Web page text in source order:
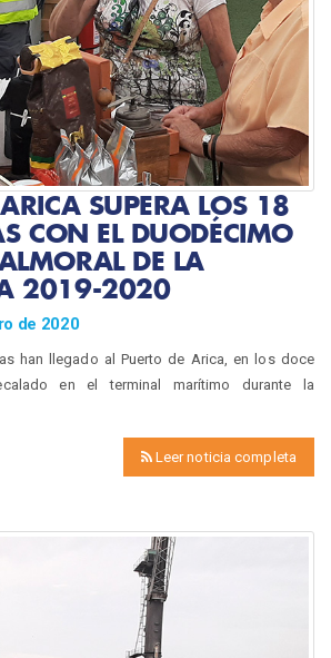
SUPERA LOS 18
CON EL DUODÉCIMO
DE LA
2019-2020
de 2020
han llegado al Puerto de Arica, en los doce
en el terminal marítimo durante la
Leer noticia completa